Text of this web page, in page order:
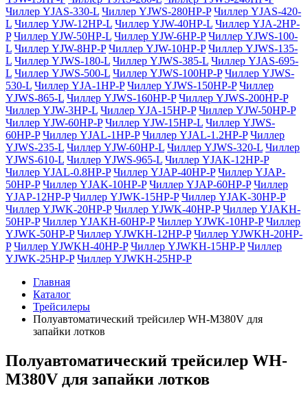
Чиллер YJAS-330-L Чиллер YJWS-280HP-P Чиллер YJAS-420-
L Чиллер YJW-12HP-L Чиллер YJW-40HP-L Чиллер YJA-2HP-
P Чиллер YJW-50HP-L Чиллер YJW-6HP-P Чиллер YJWS-100-
L Чиллер YJW-8HP-P Чиллер YJW-10HP-P Чиллер YJWS-135-
L Чиллер YJWS-180-L Чиллер YJWS-385-L Чиллер YJAS-695-
L Чиллер YJWS-500-L Чиллер YJWS-100HP-P Чиллер YJWS-
530-L Чиллер YJA-1HP-P Чиллер YJWS-150HP-P Чиллер
YJWS-865-L Чиллер YJWS-160HP-P Чиллер YJWS-200HP-P
Чиллер YJW-3HP-L Чиллер YJA-15HP-P Чиллер YJW-50HP-P
Чиллер YJW-60HP-P Чиллер YJW-15HP-L Чиллер YJWS-
60HP-P Чиллер YJAL-1HP-P Чиллер YJAL-1.2HP-P Чиллер
YJWS-235-L Чиллер YJW-60HP-L Чиллер YJWS-320-L Чиллер
YJWS-610-L Чиллер YJWS-965-L Чиллер YJAK-12HP-P
Чиллер YJAL-0.8HP-P Чиллер YJAP-40HP-P Чиллер YJAP-
50HP-P Чиллер YJAK-10HP-P Чиллер YJAP-60HP-P Чиллер
YJAP-12HP-P Чиллер YJWK-15HP-P Чиллер YJAK-30HP-P
Чиллер YJWK-20HP-P Чиллер YJWK-40HP-P Чиллер YJAKH-
50HP-P Чиллер YJAKH-60HP-P Чиллер YJWK-10HP-P Чиллер
YJWK-50HP-P Чиллер YJWKH-12HP-P Чиллер YJWKH-20HP-
P Чиллер YJWKH-40HP-P Чиллер YJWKH-15HP-P Чиллер
YJWK-25HP-P Чиллер YJWKH-25HP-P
Главная
Каталог
Трейсилеры
Полуавтоматический трейсилер WH-M380V для
запайки лотков
Полуавтоматический трейсилер WH-
M380V для запайки лотков